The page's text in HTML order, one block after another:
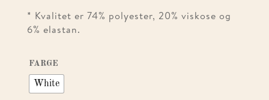
* Kvalitet er 74% polyester, 20% viskose og
6% elastan.
FARGE
White